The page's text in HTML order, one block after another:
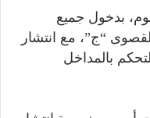
بدخول جميع
“ج”، مع انتشار
بالمداخل